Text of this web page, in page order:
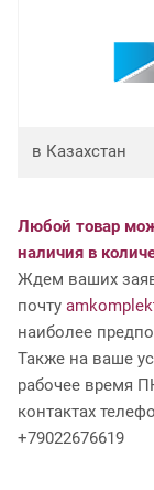
в Казахстан
Любой товар
наличия в
Ждем ваших
почту
наиболее
Также на ваше
рабочее время
контактах
+79022676619